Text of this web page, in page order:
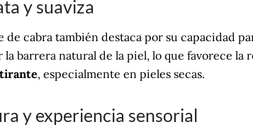
y suaviza
de cabra también destaca por su capacidad
la barrera natural de la piel, lo que favorece
, especialmente en pieles secas.
y experiencia sensorial